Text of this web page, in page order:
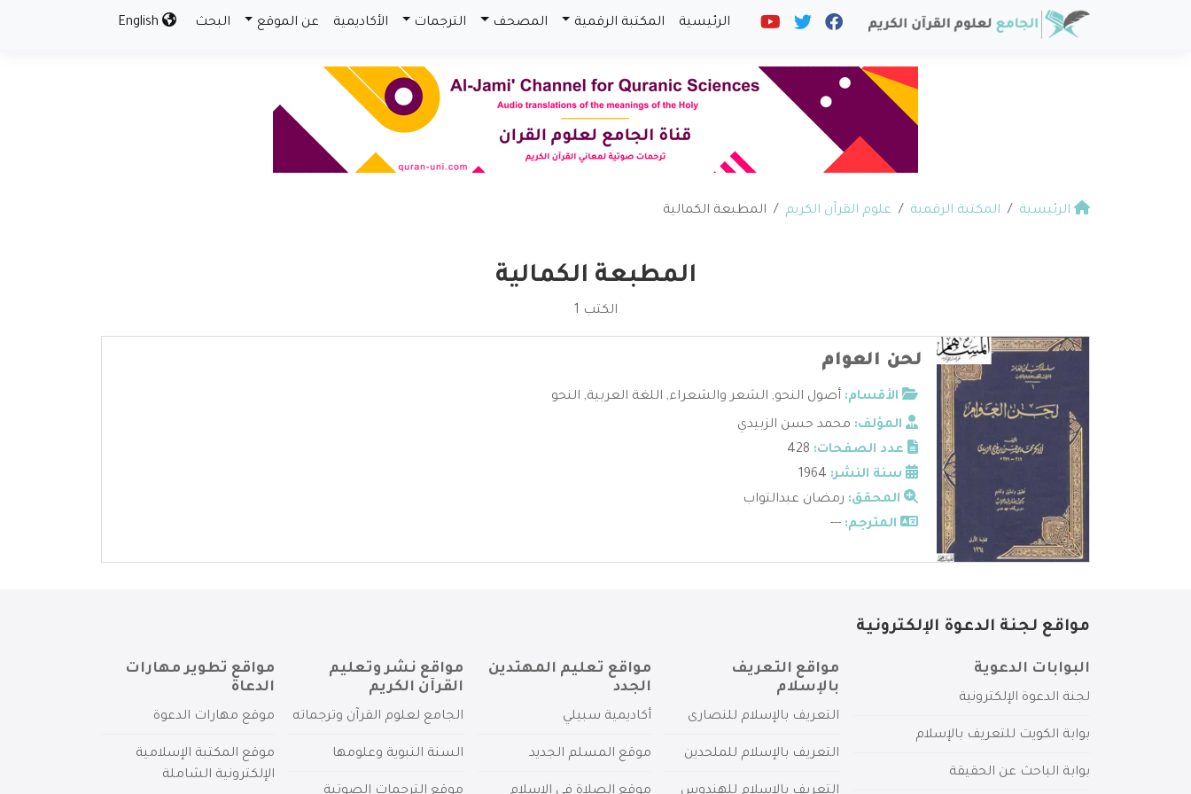
الرئيسية المكتبة الرقمية المصحف الترجمات الأكاديمية عن الموقع البحث
الرئيسية المكتبة الرقمية علوم القرآن الكريم المطبعة الكمالية
المطبعة الكمالية
الكتب 1
لحن العوام
الأقسام: أصول النحو, الشعر والشعراء, اللغة العربية, النحو
المؤلف: محمد حسن الزبيدي
عدد الصفحات:
سنة النشر:
المحقق: رمضان عبدالتواب
المترجم: ---
مواقع لجنة الدعوة الإلكترونية
البوابات الدعوية
لجنة الدعوة الإلكترونية
بوابة الكويت للتعريف بالإسلام
بوابة الباحث عن الحقيقة
مواقع التعريف
بالإسلام
التعريف بالإسلام للنصارى
التعريف بالإسلام للملحدين
مواقع تعليم المهتدين
الجدد
أكاديمية سبيلي
موقع المسلم الجديد
مواقع نشر وتعليم
القرآن الكريم
الجامع لعلوم القرآن وترجماته
السنة النبوية وعلومها
مواقع تطوير مهارات
الدعاة
موقع مهارات الدعوة
موقع المكتبة الإسلامية
الإلكترونية الشاملة